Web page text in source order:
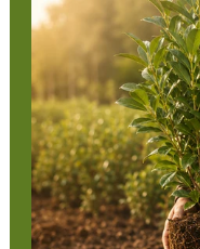
Tannenbaum
Wirtschaft und
ein unverzichtbarer
bieten Schönheit,
Wählen Sie diese
für Ihr Zuhause und